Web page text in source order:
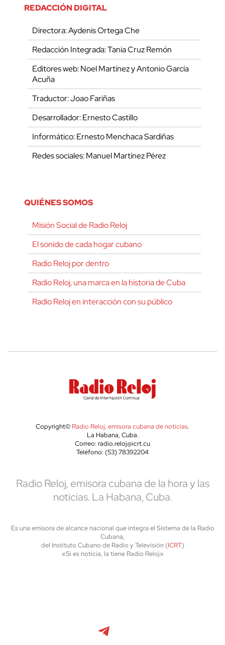
REDACCIÓN DIGITAL
Directora: Aydenis Ortega Che
Redacción Integrada: Tania Cruz Remón
Editores web: Noel Martínez y Antonio García
Acuña
Traductor: Joao Fariñas
Desarrollador: Ernesto Castillo
Informático: Ernesto Menchaca Sardiñas
Redes sociales: Manuel Martínez Pérez
QUIÉNES SOMOS
Misión Social de Radio Reloj
El sonido de cada hogar cubano
Radio Reloj por dentro
Radio Reloj, una marca en la historia de Cuba
Radio Reloj en interacción con su público
Copyright© Radio Reloj, emisora cubana de noticias.
La Habana, Cuba.
Correo: radio.reloj@icrt.cu
Teléfono: (53) 78392204
Radio Reloj, emisora cubana de la hora y las
noticias. La Habana, Cuba.
Es una emisora de alcance nacional que integra el Sistema de la Radio
Cubana,
del Instituto Cubano de Radio y Televisión (ICRT)
«Si es noticia, la tiene Radio Reloj»